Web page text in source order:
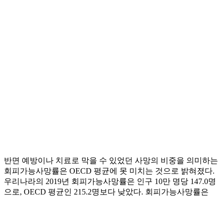
반면 예방이나 치료로 막을 수 있었던 사망의 비중을 의미하는
회피가능사망률은 OECD 평균에 못 미치는 것으로 밝혀졌다.
우리나라의 2019년 회피가능사망률은 인구 10만 명당 147.0명
으로, OECD 평균인 215.2명보다 낮았다. 회피가능사망률은